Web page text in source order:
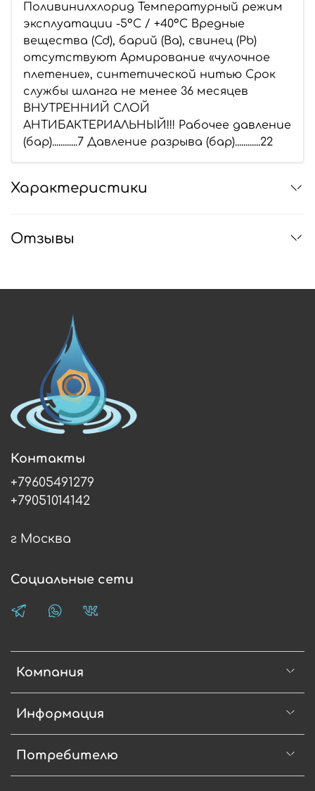
Поливинилхлорид Температурный режим
эксплуатации -5°С / +40°С Вредные
вещества (Cd), барий (Ba), свинец (Pb)
отсутствуют Армирование «чулочное
плетение», синтетической нитью Срок
службы шланга не менее 36 месяцев
ВНУТРЕННИЙ СЛОЙ
АНТИБАКТЕРИАЛЬНЫЙ!!! Рабочее давление
(бар)............7 Давление разрыва (бар)............22
Характеристики
Отзывы
Компания
Информация
Потребителю
Контакты
+79605491279
+79051014142
г Москва
Социальные сети